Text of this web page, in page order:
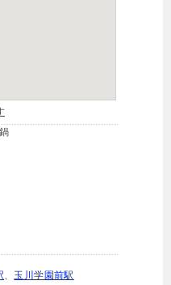
、 玉川学園前駅